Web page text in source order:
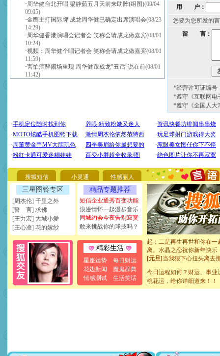
·周华健台北开唱 梁静茹五月天前来助阵(组图)(09/04
09:05)
·金鹰主打国际牌 成龙周华健已确定出席演唱会(08/23
14:29)
·周华健香港演唱会记者会 笑称会请成龙做嘉宾(08/01
10:24)
·视频：周华健个唱记者会 笑称会请成龙做嘉宾(08/01
11:59)
·害怕酒醉闹场重现 周华健跟成龙"丑话"说在前(08/01
11:42)
用 户：
您要为您所发的
留 言：
*经营许可证编号
*遵守《互联网电
*遵守《全国人大
搜狐短信 小灵通 性感丽人
三星图铃专区
[周杰伦] 千里之外
[誓 言] 求佛
[王力宏] 大城小爱
[王心凌] 花的嫁纱
精品专题推荐
短信企业通秀百变功能
浪漫情怀一起漫步音乐
同城约会今夜告别寂寞
敢来挑战你的球技吗？
精彩生活
星座运势
每日财运
花边新闻
魔鬼辞典
情感测试
生活笑话
[圣诞节]圣诞节到了，想想
你太多，只有给你五千万
要平安！千万要知足！千
能正大光明地骚扰你,告诉
天都要快乐噢!
[圣诞节]奉上一颗祝福的心,
如意,快乐,鲜花,一切美好的
[元旦]看到你我会触电；看
断电。爱你是我职业，想
你是我专业！水晶之恋祝你
[元旦]如果上天让我许三个
起；二是再生再世和你在
离。水晶之恋祝你新年快乐
[元旦]当我狠下心扭头离去
泣，这痛楚让我明白我多
卖了。水晶之恋祝你新年快
[春节]风柔雨润好月圆，半
[圣诞节]不只这样的日子才
今日运程如何？财运、事业
桃花运，给你详细道来！！